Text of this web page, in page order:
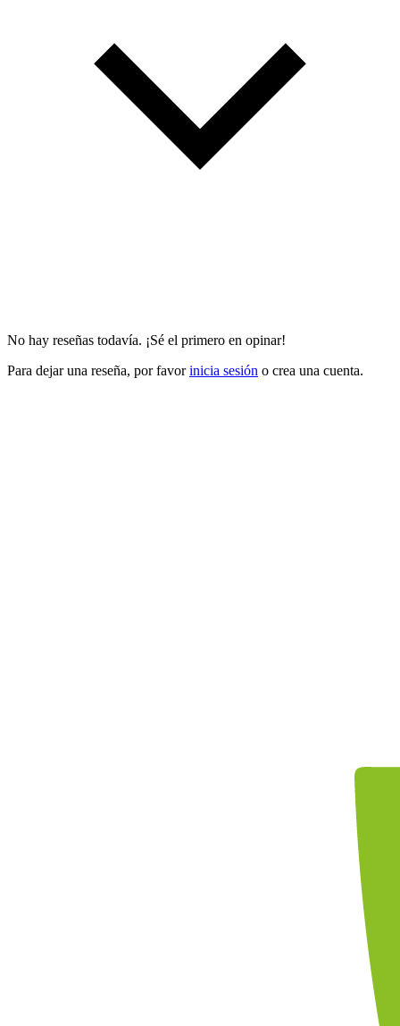
No hay reseñas todavía. ¡Sé el primero en opinar!
Para dejar una reseña, por favorinicia sesión o crea una cuenta.